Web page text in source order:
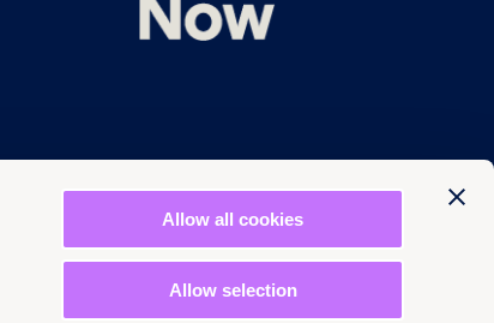
Allow all cookies
Allow selection